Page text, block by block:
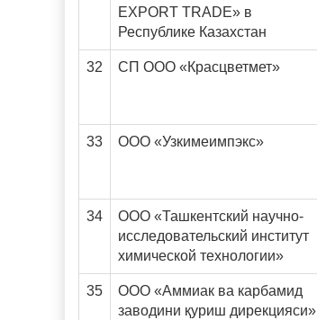
EXPORT TRADE» в
Республике Казахстан
32 СП ООО «Красцветмет»
33 ООО «Узкимеимпэкс»
34
ООО «Ташкентский научно-
исследовательский институт
химической технологии»
35
OOO «Аммиак ва карбамид
заводини қуриш дирекцияси»